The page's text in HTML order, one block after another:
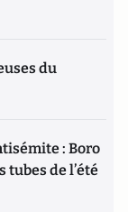
du
: Boro
tubes de l’été